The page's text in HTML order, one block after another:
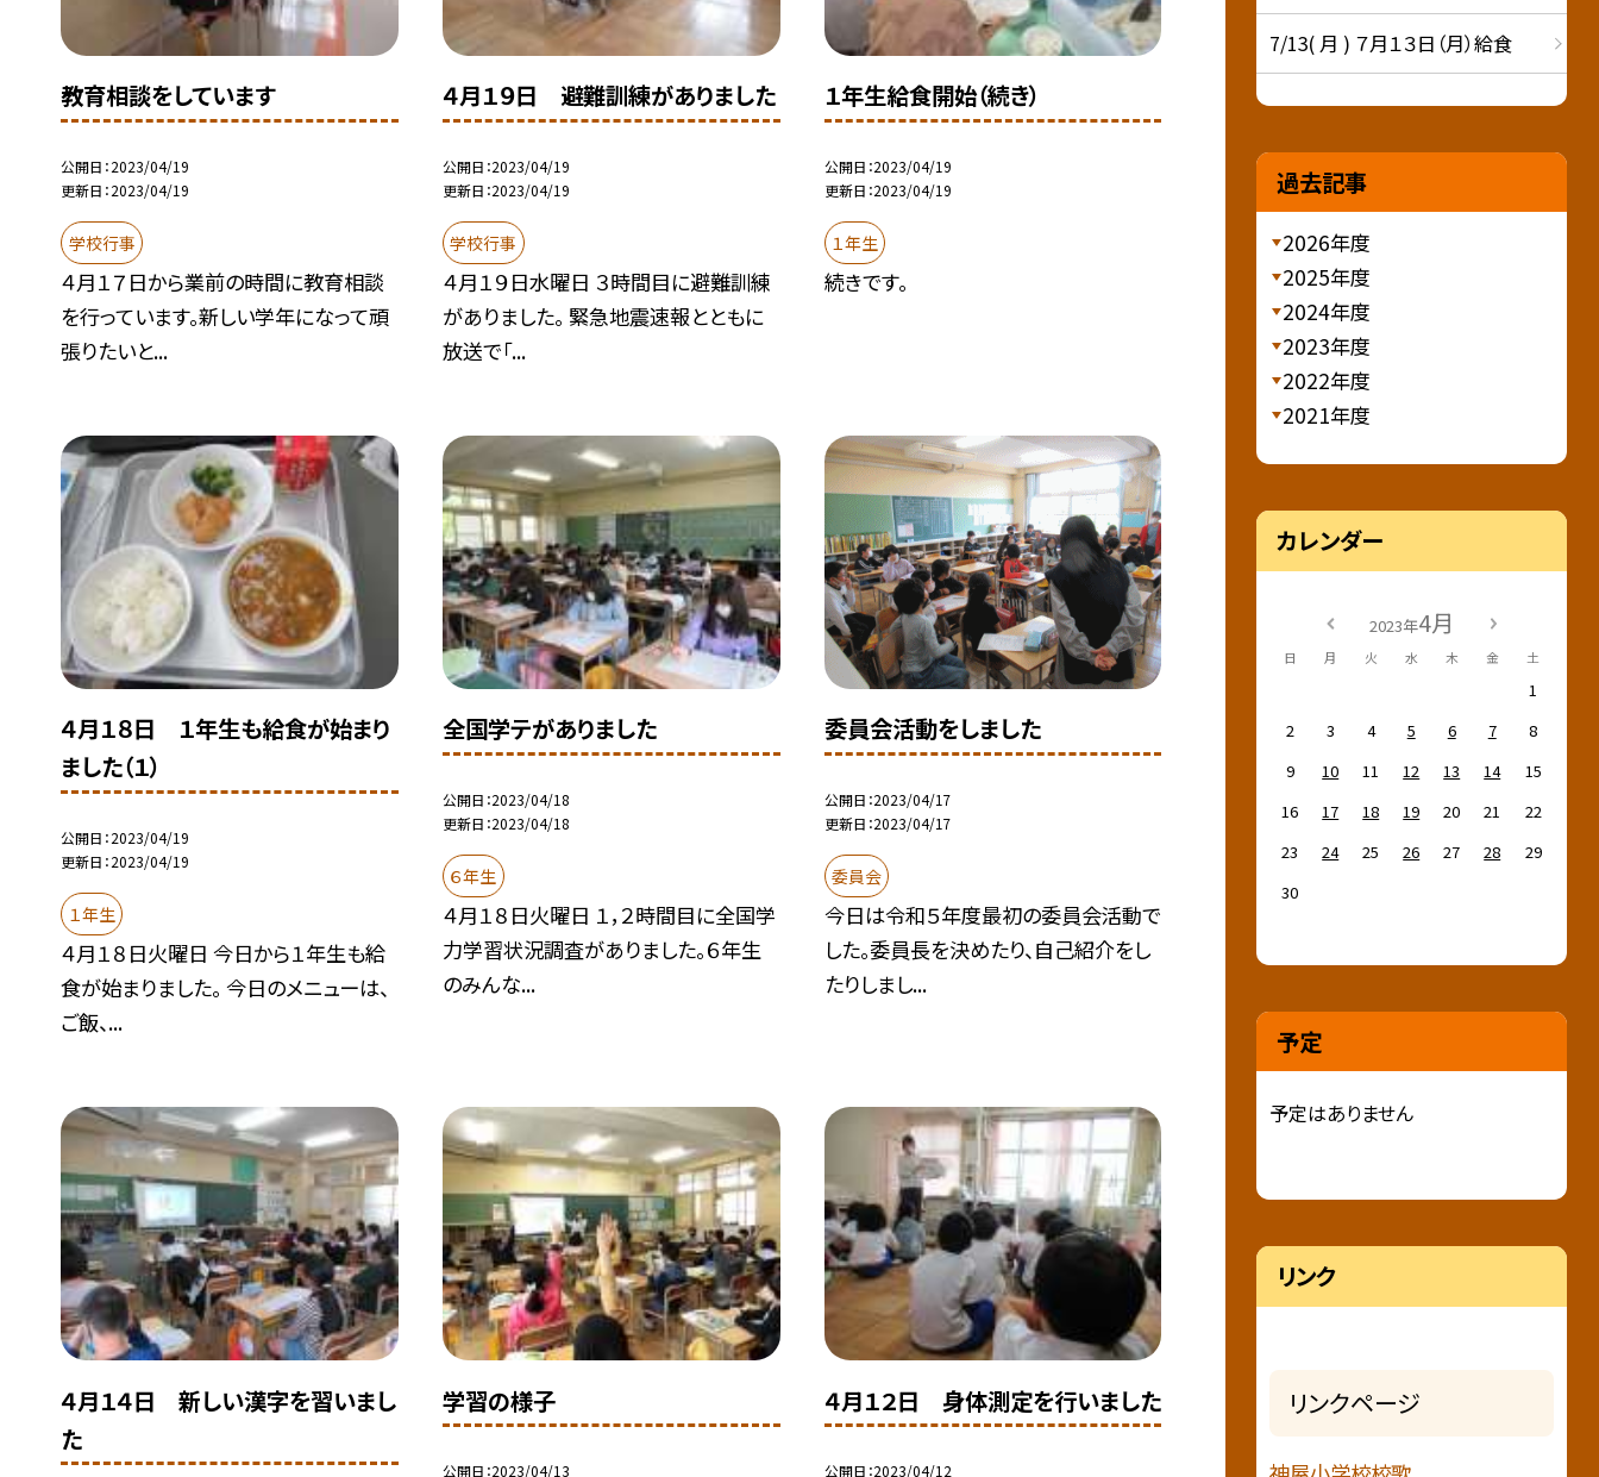
教育相談をしています
公開日 2023/04/19
更新日 2023/04/19
学校行事
４月１７日から業前の時間に教育相談
を行っています。新しい学年になって頑
張りたいと...
４月１９日 避難訓練がありました
公開日 2023/04/19
更新日 2023/04/19
学校行事
４月１９日水曜日 ３時間目に避難訓練
がありました。 緊急地震速報とともに
放送で「...
１年生給食開始（続き）
公開日 2023/04/19
更新日 2023/04/19
１年生
続きです。
４月１８日 １年生も給食が始まり
ました（１）
公開日 2023/04/19
更新日 2023/04/19
１年生
４月１８日火曜日 今日から１年生も給
食が始まりました。 今日のメニューは、
ご飯、...
全国学テがありました
公開日 2023/04/18
更新日 2023/04/18
６年生
４月１８日火曜日 １，２時間目に全国学
力学習状況調査がありました。６年生
のみんな...
委員会活動をしました
公開日 2023/04/17
更新日 2023/04/17
委員会
今日は令和５年度最初の委員会活動で
した。委員長を決めたり、自己紹介をし
たりしまし...
４月１４日 新しい漢字を習いまし
た
学習の様子
公開日 2023/04/13
４月１２日 身体測定を行いました
公開日 2023/04/12
7/13( 月 ) ７月１３日（月）給食
過去記事
2026年度
2025年度
2024年度
2023年度
2022年度
2021年度
カレンダー
2023年4月
日 月 火 水 木 金 土
1
2
3 4 5 6 7
8
9
10 11 12 13 14
15
16
17 18 19 20 21
22
23
24 25 26 27 28
29
30
予定
予定はありません
リンク
リンクページ